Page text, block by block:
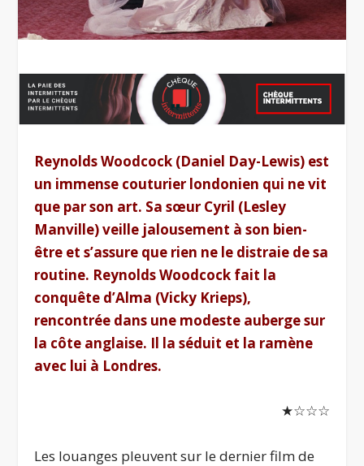
Reynolds Woodcock (Daniel Day-Lewis) est
un immense couturier londonien qui ne vit
que par son art. Sa sœur Cyril (Lesley
Manville) veille jalousement à son bien-
être et s’assure que rien ne le distraie de sa
routine. Reynolds Woodcock fait la
conquête d’Alma (Vicky Krieps),
rencontrée dans une modeste auberge sur
la côte anglaise. Il la séduit et la ramène
avec lui à Londres.
★☆☆☆
Les louanges pleuvent sur le dernier film de